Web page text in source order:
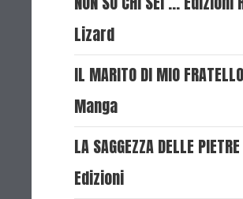
Lizard
IL MARITO DI MIO
Manga
LA SAGGEZZA DELLE
Edizioni